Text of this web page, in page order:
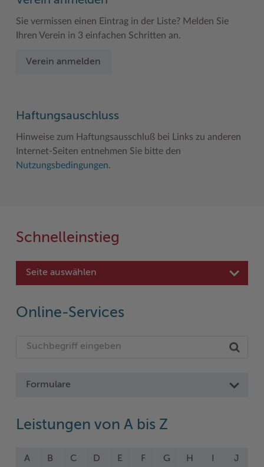
Sie vermissen einen Eintrag in der Liste? Melden Sie
Ihren Verein in 3 einfachen Schritten an.
Verein anmelden
Haftungsauschluss
Hinweise zum Haftungsausschluß bei Links zu anderen
Internet-Seiten entnehmen Sie bitte den
Nutzungsbedingungen.
Schnelleinstieg
Seite auswählen
Online-Services
Formulare
Leistungen von A bis Z
A B C D E F G H J